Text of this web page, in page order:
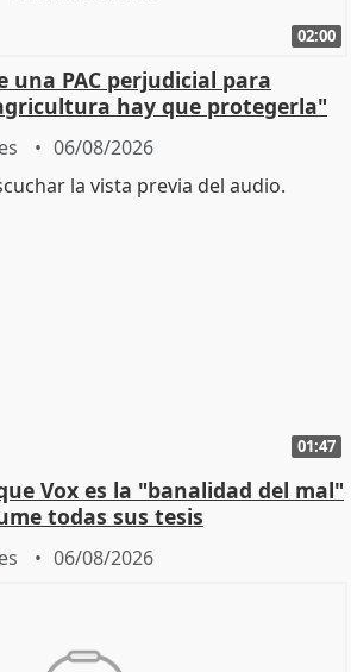
02:00
una PAC perjudicial para
hay que protegerla"
06/08/2026
01:47
Vox es la "banalidad del mal"
todas sus tesis
06/08/2026